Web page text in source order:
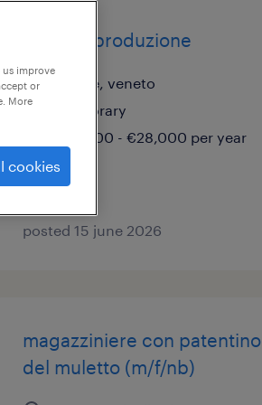
operaio produzione
scorzè, veneto
temporary
€22,000 - €28,000 per year
posted 15 june 2026
magazziniere con patentino
del muletto (m/f/nb)
improve
or
More
cookies